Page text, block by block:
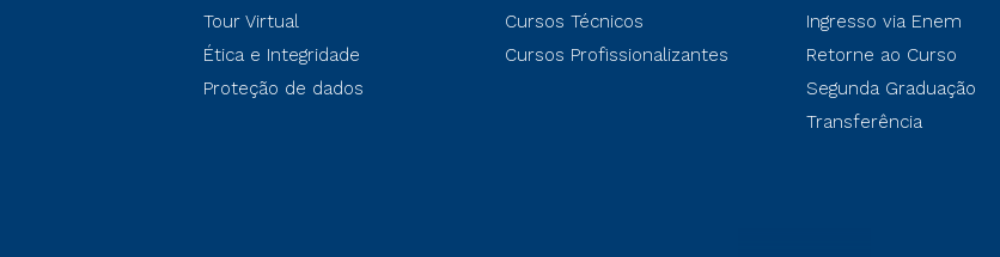
Tour Virtual
Ética e Integridade
Proteção de dados
Cursos Técnicos
Cursos Profissionalizantes
Ingresso via Enem
Retorne ao Curso
Segunda Graduação
Transferência